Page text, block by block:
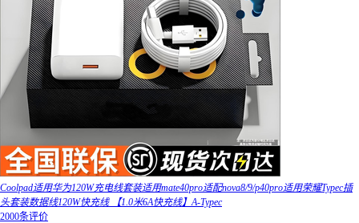
Coolpad适用华为120W充电线套装适用mate40pro适配nova8/9/p40pro适用荣耀Typec插
头套装数据线120W快充线 【1.0米6A快充线】A-Typec
2000条评价